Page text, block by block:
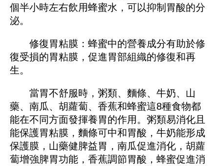
個半小時​​左右飲用蜂蜜水，可以抑制胃酸的分
泌。
修復胃粘膜：蜂蜜中的營養成分有助於修
復受損的胃粘膜，促進胃部組織的修復和再
生。
當胃不舒服時，粥類、麵條、牛奶、山
藥、南瓜、胡蘿蔔、香蕉和蜂蜜這8種食物都
能在不同方面發揮養胃的作用。粥類易消化且
能保護胃粘膜，麵條可中和胃酸，牛奶能形成
保護膜，山藥健脾益胃，南瓜促進消化，胡蘿
蔔增強脾胃功能，香蕉調節胃酸，蜂蜜促進消